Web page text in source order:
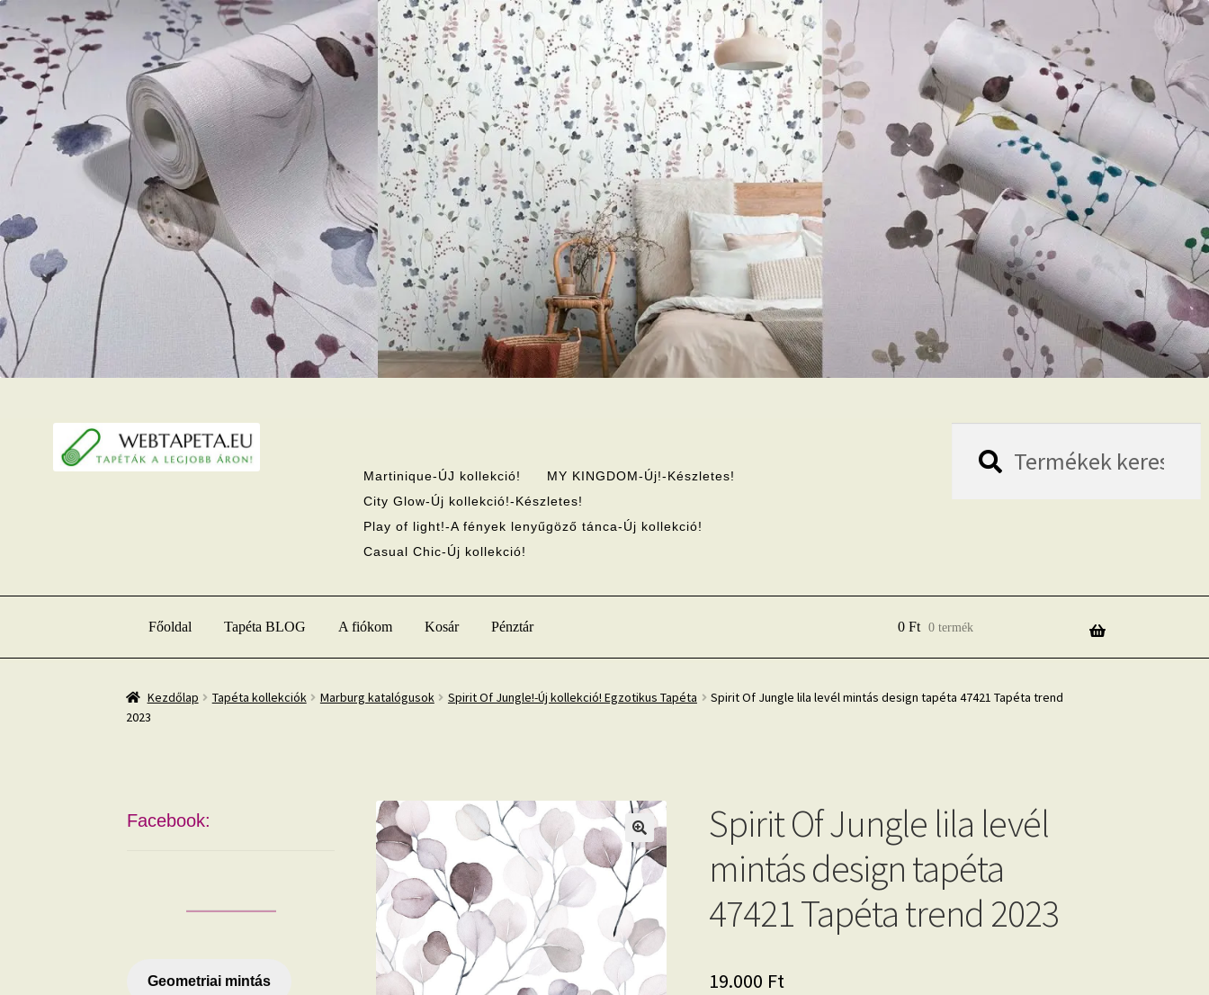
Ugrás
a
navigációhoz
Kilépés
a
tartalomba
Martinique-ÚJ kollekció!
MY KINGDOM-Új!-Készletes!
City Glow-Új kollekció!-Készletes!
Play of light!-A fények lenyűgöző tánca-Új kollekció!
Casual Chic-Új kollekció!
Keresés
következőre:
Főoldal Tapéta BLOG A fiókom Kosár Pénztár 0 Ft 0 termék
Kezdőlap Tapéta kollekciók Marburg katalógusok Spirit Of Jungle!-Új kollekció! Egzotikus Tapéta
Spirit Of Jungle lila levél mintás design tapéta 47421 Tapéta trend
2023
Spirit Of Jungle lila levél
mintás design tapéta
47421 Tapéta trend 2023
19.000 Ft
Facebook:
Geometriai mintás